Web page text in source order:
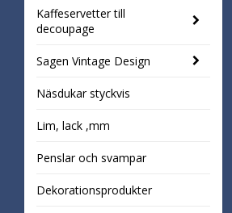
Kaffeservetter till
decoupage
Sagen Vintage Design
Näsdukar styckvis
Lim, lack ,mm
Penslar och svampar
Dekorationsprodukter